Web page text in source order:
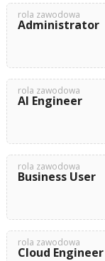
rola zawodowa
Administrator
rola zawodowa
AI Engineer
rola zawodowa
Business User
rola zawodowa
Cloud Engineer